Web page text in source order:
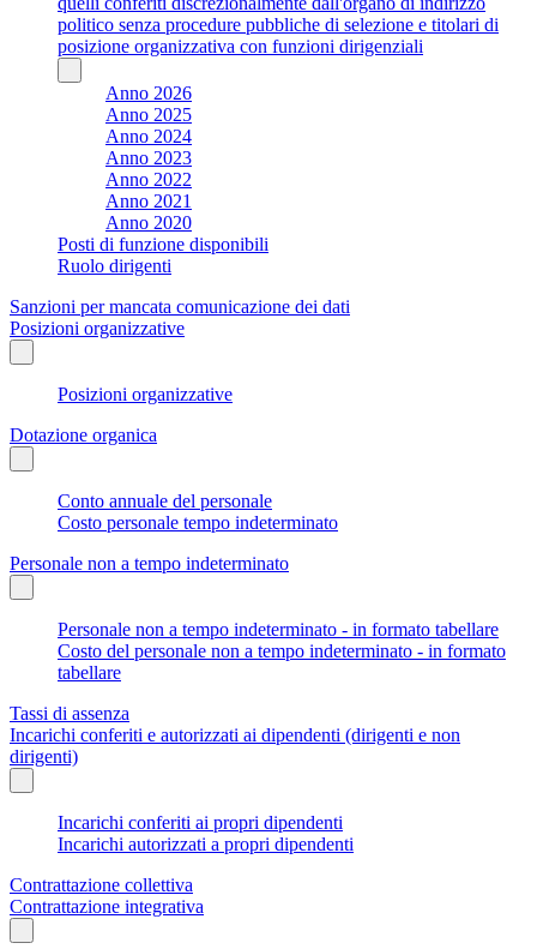
politico senza procedure pubbliche di selezione e titolari di
posizione organizzativa con funzioni dirigenziali
Anno 2026
Anno 2025
Anno 2024
Anno 2023
Anno 2022
Anno 2021
Anno 2020
Posti di funzione disponibili
Ruolo dirigenti
Sanzioni per mancata comunicazione dei dati
Posizioni organizzative
Posizioni organizzative
Dotazione organica
Conto annuale del personale
Costo personale tempo indeterminato
Personale non a tempo indeterminato
Personale non a tempo indeterminato - in formato tabellare
Costo del personale non a tempo indeterminato - in formato
tabellare
Tassi di assenza
Incarichi conferiti e autorizzati ai dipendenti (dirigenti e non
dirigenti)
Incarichi conferiti ai propri dipendenti
Incarichi autorizzati a propri dipendenti
Contrattazione collettiva
Contrattazione integrativa